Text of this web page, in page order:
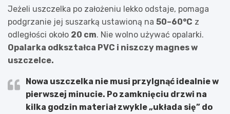
Jeżeli uszczelka po założeniu lekko odstaje, pomaga
podgrzanie jej suszarką ustawioną na 50–60°C z
odległości około 20 cm. Nie wolno używać opalarki.
Opalarka odkształca PVC i niszczy magnes w
uszczelce.
Nowa uszczelka nie musi przylgnąć idealnie w
pierwszej minucie. Po zamknięciu drzwi na
kilka godzin materiał zwykle „układa się” do